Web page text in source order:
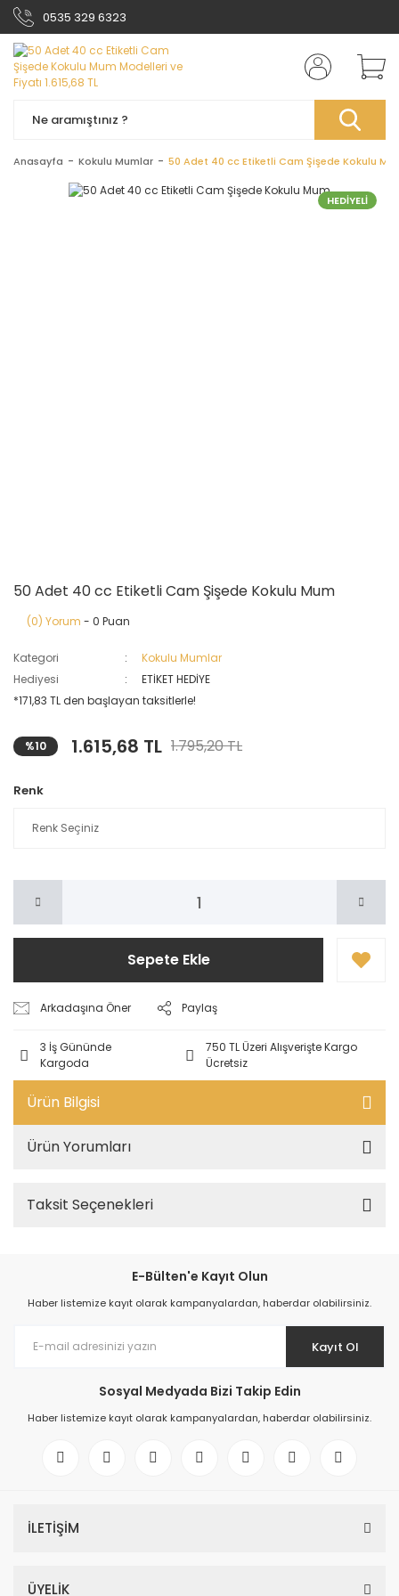
0535 329 6323
Anasayfa Kokulu Mumlar 50 Adet 40 cc Etiketli Cam Şişede Kokulu
HEDİYELİ
50 Adet 40 cc Etiketli Cam Şişede Kokulu Mum
(0) Yorum - 0 Puan
Kategori
Kokulu Mumlar
Hediyesi
ETİKET HEDİYE
*171,83 TL den başlayan taksitlerle!
%10 1.615,68 TL 1.795,20 TL
Renk
Sepete Ekle
Arkadaşına Öner Paylaş
3 İş Gününde
Kargoda
750 TL Üzeri Alışverişte Kargo
Ücretsiz
Ürün Bilgisi
Ürün Yorumları
Taksit Seçenekleri
E-Bülten'e Kayıt Olun
Haber listemize kayıt olarak kampanyalardan, haberdar olabilirsiniz.
Kayıt Ol
Sosyal Medyada Bizi Takip Edin
Haber listemize kayıt olarak kampanyalardan, haberdar olabilirsiniz.
İLETİŞİM
ÜYELİK